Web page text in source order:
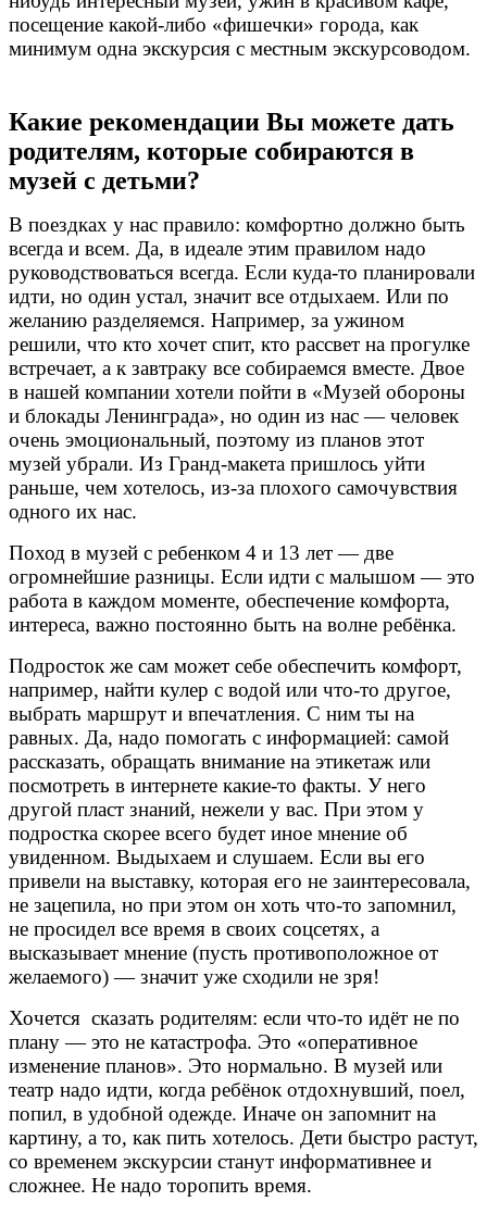
посещение какой-либо «фишечки» города, как
минимум одна экскурсия с местным экскурсоводом.
Какие рекомендации Вы можете дать
родителям, которые собираются в
музей с детьми?
В поездках у нас правило: комфортно должно быть
всегда и всем. Да, в идеале этим правилом надо
руководствоваться всегда. Если куда-то планировали
идти, но один устал, значит все отдыхаем. Или по
желанию разделяемся. Например, за ужином
решили, что кто хочет спит, кто рассвет на прогулке
встречает, а к завтраку все собираемся вместе. Двое
в нашей компании хотели пойти в «Музей обороны
и блокады Ленинграда», но один из нас — человек
очень эмоциональный, поэтому из планов этот
музей убрали. Из Гранд-макета пришлось уйти
раньше, чем хотелось, из-за плохого самочувствия
одного их нас.
Поход в музей с ребенком 4 и 13 лет — две
огромнейшие разницы. Если идти с малышом — это
работа в каждом моменте, обеспечение комфорта,
интереса, важно постоянно быть на волне ребёнка.
Подросток же сам может себе обеспечить комфорт,
например, найти кулер с водой или что-то другое,
выбрать маршрут и впечатления. С ним ты на
равных. Да, надо помогать с информацией: самой
рассказать, обращать внимание на этикетаж или
посмотреть в интернете какие-то факты. У него
другой пласт знаний, нежели у вас. При этом у
подростка скорее всего будет иное мнение об
увиденном. Выдыхаем и слушаем. Если вы его
привели на выставку, которая его не заинтересовала,
не зацепила, но при этом он хоть что-то запомнил,
не просидел все время в своих соцсетях, а
высказывает мнение (пусть противоположное от
желаемого) — значит уже сходили не зря!
Хочется сказать родителям: если что-то идёт не по
плану — это не катастрофа. Это «оперативное
изменение планов». Это нормально. В музей или
театр надо идти, когда ребёнок отдохнувший, поел,
попил, в удобной одежде. Иначе он запомнит на
картину, а то, как пить хотелось. Дети быстро растут,
со временем экскурсии станут информативнее и
сложнее. Не надо торопить время.